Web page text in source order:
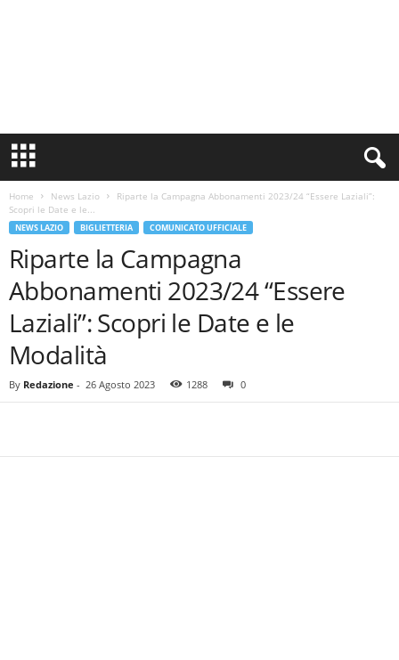
n
i
s
Home News Lazio
Riparte la Campagna Abbonamenti 2023/24 “Essere Laziali”:
Scopri le Date e le...
NEWS LAZIO BIGLIETTERIA COMUNICATO UFFICIALE
Riparte la Campagna
Abbonamenti 2023/24 “Essere
Laziali”: Scopri le Date e le
Modalità
By Redazione - 26 Agosto 2023 1288 0